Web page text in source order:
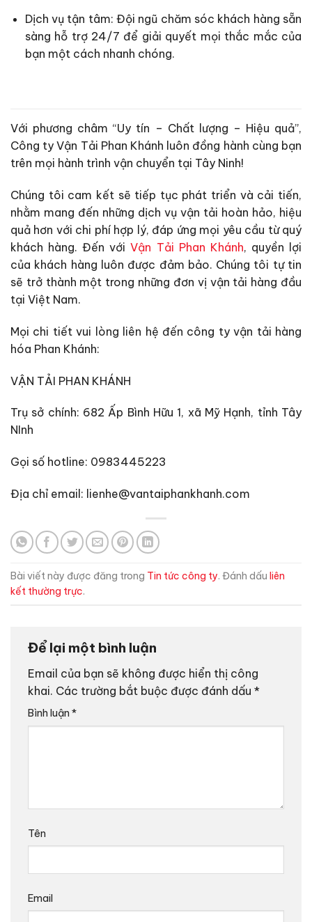
Dịch vụ tận tâm: Đội ngũ chăm sóc khách hàng sẵn
sàng hỗ trợ 24/7 để giải quyết mọi thắc mắc của
bạn một cách nhanh chóng.
Với phương châm “Uy tín – Chất lượng – Hiệu quả”,
Công ty Vận Tải Phan Khánh luôn đồng hành cùng bạn
trên mọi hành trình vận chuyển tại Tây Ninh!
Chúng tôi cam kết sẽ tiếp tục phát triển và cải tiến,
nhằm mang đến những dịch vụ vận tải hoàn hảo, hiệu
quả hơn với chi phí hợp lý, đáp ứng mọi yêu cầu từ quý
khách hàng. Đến vớiVận Tải Phan Khánh, quyền lợi
của khách hàng luôn được đảm bảo. Chúng tôi tự tin
sẽ trở thành một trong những đơn vị vận tải hàng đầu
tại Việt Nam.
Mọi chi tiết vui lòng liên hệ đến công ty vận tải hàng
hóa Phan Khánh:
VẬN TẢI PHAN KHÁNH
Trụ sở chính: 682 Ấp Bình Hữu 1, xã Mỹ Hạnh, tỉnh Tây
NInh
Gọi số hotline: 0983445223
Địa chỉ email: lienhe@vantaiphankhanh.com
Bài viết này được đăng trong Tin tức công ty. Đánh dấu liên
kết thường trực.
Để lại một bình luận
Email của bạn sẽ không được hiển thị công
khai. Các trường bắt buộc được đánh dấu *
Bình luận *
Tên
Email